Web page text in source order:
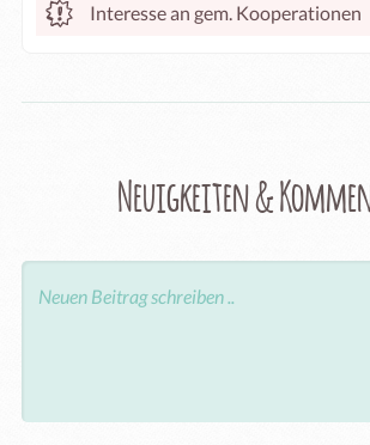
Interesse an gem. Kooperationen
Neuigkeiten &